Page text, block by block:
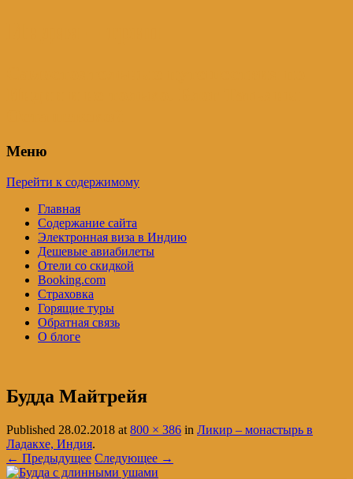
Меню
Перейти к содержимому
Главная
Содержание сайта
Электронная виза в Индию
Дешевые авиабилеты
Отели со скидкой
Booking.com
Страховка
Горящие туры
Обратная связь
О блоге
Будда Майтрейя
Published 28.02.2018 at 800 × 386 in Ликир – монастырь в
Ладакхе, Индия.
← Предыдущее Следующее →